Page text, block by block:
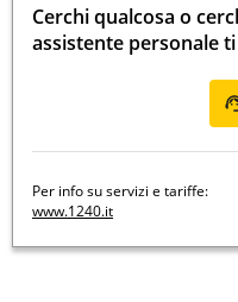
Cerchi qualcosa o
assistente personale
Per info su servizi e tariffe:
www.1240.it